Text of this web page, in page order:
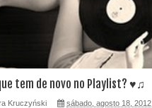
tem de novo no Playlist? ♥♫
Kruczyński
sábado, agosto 18, 2012